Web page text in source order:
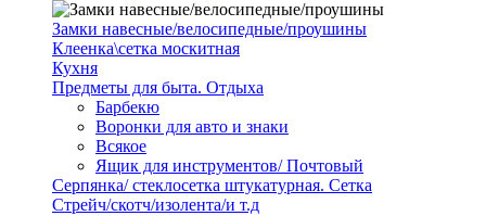
Замки навесные/велосипедные/проушины
Клеенка\сетка москитная
Кухня
Предметы для быта. Отдыха
Барбекю
Воронки для авто и знаки
Всякое
Ящик для инструментов/ Почтовый
Серпянка/ стеклосетка штукатурная. Сетка
Стрейч/скотч/изолента/и т.д